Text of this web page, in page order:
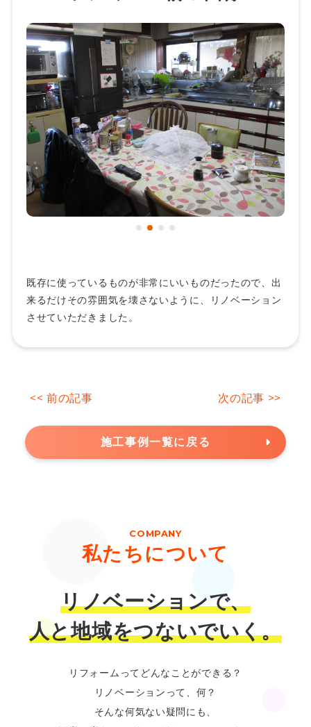
既存に使っているものが非常にいいものだったので、出
来るだけその雰囲気を壊さないように、リノベーション
させていただきました。
<< 前の記事 次の記事 >>
施工事例一覧に戻る
COMPANY
私たちについて
リノベーションで、
人と地域をつないでいく。
リフォームってどんなことができる？
リノベーションって、何？
そんな何気ない疑問にも、